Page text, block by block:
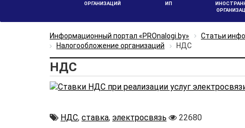
ОРГАНИЗАЦИЙ
ИП
Информационный портал «PROnalogi.by»
Статьи
Налогообложение организаций
НДС
НДС
НДС, ставка, электросвязь
22680